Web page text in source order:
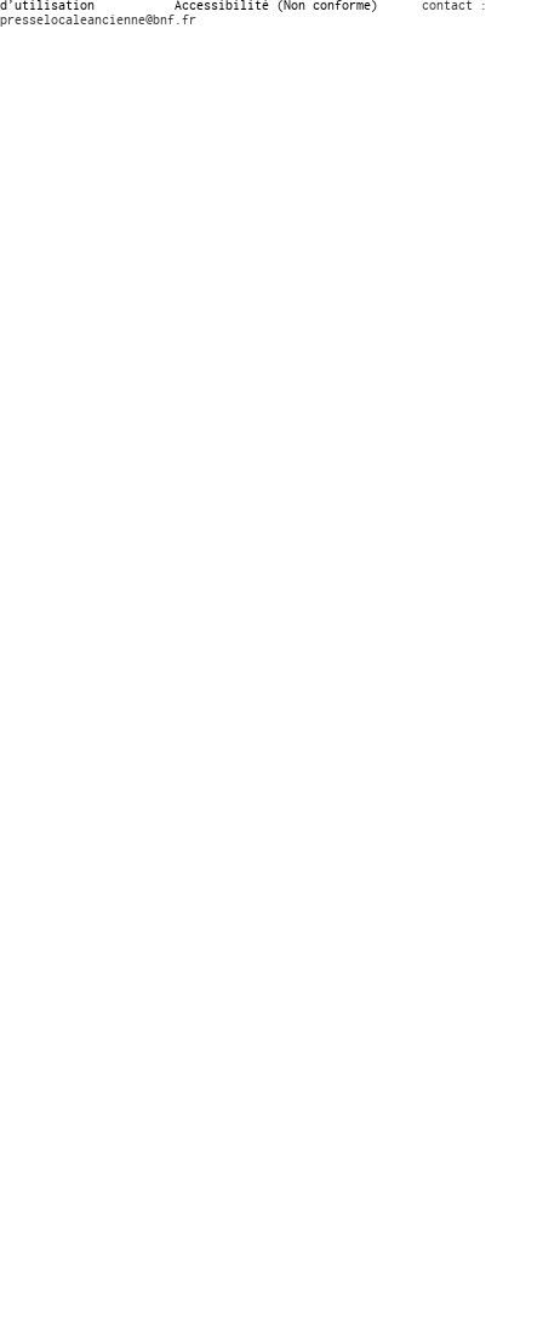
d’utilisation
Accessibilité (Non conforme)
contact :
presselocaleancienne@bnf.fr